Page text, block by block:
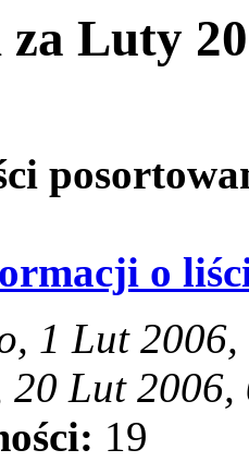
Luty
o
1 Lut
20 Lut
19